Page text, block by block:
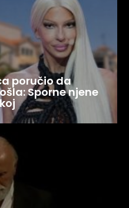
poručio da
Sporne njene